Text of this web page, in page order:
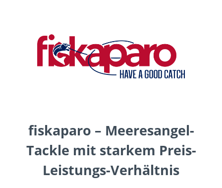
fiskaparo – Meeresangel-
Tackle mit starkem Preis-
Leistungs-Verhältnis